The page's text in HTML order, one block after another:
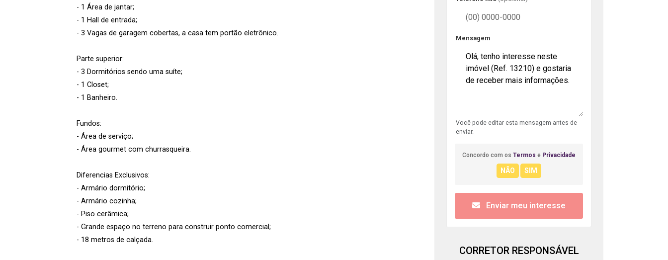
- 1 Área de jantar;
- 1 Hall de entrada;
- 3 Vagas de garagem cobertas, a casa tem portão eletrônico.
Parte superior:
- 3 Dormitórios sendo uma suíte;
- 1 Closet;
- 1 Banheiro.
Fundos:
- Área de serviço;
- Área gourmet com churrasqueira.
Diferencias Exclusivos:
- Armário dormitório;
- Armário cozinha;
- Piso cerâmica;
- Grande espaço no terreno para construir ponto comercial;
- 18 metros de calçada.
Mensagem
Você pode editar esta mensagem antes de
enviar.
Concordo com os Termos e Privacidade
Enviar meu interesse
CORRETOR RESPONSÁVEL